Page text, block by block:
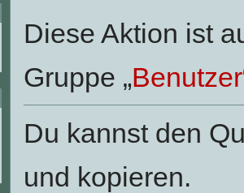
Diese Aktion ist
Gruppe „Benutzer
Du kannst den
und kopieren.